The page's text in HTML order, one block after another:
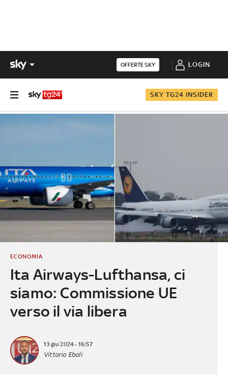
OFFERTE SKY LOGIN
SKY TG24 INSIDER
Ita Airways-Lufthansa, ci
siamo: Commissione UE
verso il via libera
ECONOMIA
13 giu 2024 - 16:57
Vittorio Eboli